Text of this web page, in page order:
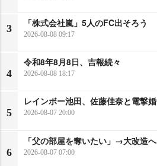
3
「株式会社嵐」5人のFC出そろう
2026-08-08 09:17
4
令和8年8月8日、吉報続々
2026-08-08 18:17
5
レインボー池田、佐藤佳奈と電撃婚
2026-08-07 20:00
6
「父の部屋を奪いたい」→大改造へ
2026-08-07 07:00